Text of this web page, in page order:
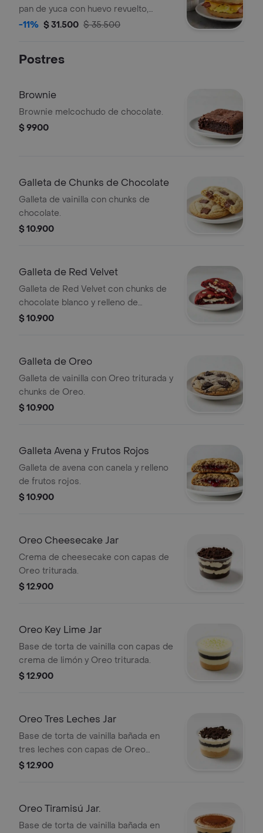
pan de yuca con huevo revuelto,
queso cheddar, tocineta crocante y
-11% $ 31.500 $ 35.500
Postres
Brownie
Brownie melcochudo de chocolate.
$ 9900
Galleta de Chunks de Chocolate
Galleta de vainilla con chunks de
chocolate.
$ 10.900
Galleta de Red Velvet
Galleta de Red Velvet con chunks de
chocolate blanco y relleno de
Cheesecake.
$ 10.900
Galleta de Oreo
Galleta de vainilla con Oreo triturada y
chunks de Oreo.
$ 10.900
Galleta Avena y Frutos Rojos
Galleta de avena con canela y relleno
de frutos rojos.
$ 10.900
Oreo Cheesecake Jar
Crema de cheesecake con capas de
Oreo triturada.
$ 12.900
Oreo Key Lime Jar
Base de torta de vainilla con capas de
crema de limón y Oreo triturada.
$ 12.900
Oreo Tres Leches Jar
Base de torta de vainilla bañada en
tres leches con capas de Oreo
triturada.
$ 12.900
Oreo Tiramisú Jar.
Base de torta de vainilla bañada en